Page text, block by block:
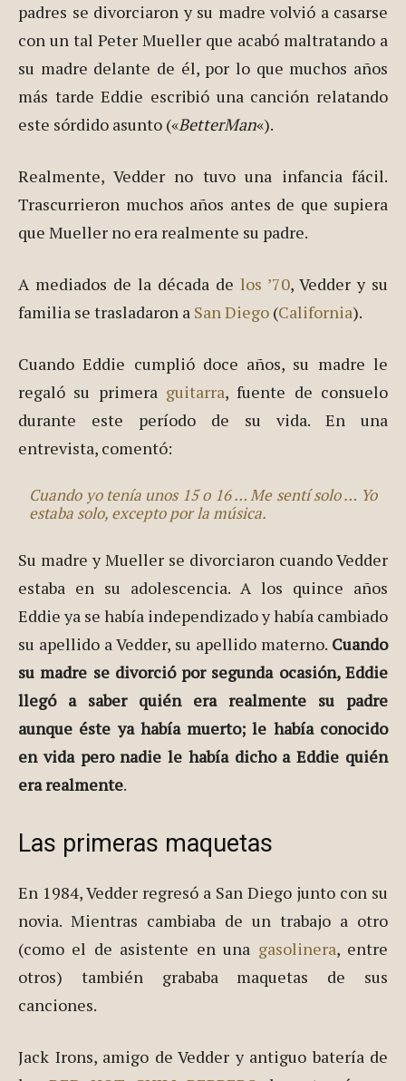
padres se divorciaron y su madre volvió a casarse
con un tal Peter Mueller que acabó maltratando a
su madre delante de él, por lo que muchos años
más tarde Eddie escribió una canción relatando
este sórdido asunto («BetterMan«).
Realmente, Vedder no tuvo una infancia fácil.
Trascurrieron muchos años antes de que supiera
que Mueller no era realmente su padre.
A mediados de la década de los ’70, Vedder y su
familia se trasladaron a San Diego (California).
Cuando Eddie cumplió doce años, su madre le
regaló su primera guitarra, fuente de consuelo
durante este período de su vida. En una
entrevista, comentó:
Cuando yo tenía unos 15 o 16 … Me sentí solo … Yo
estaba solo, excepto por la música.
Su madre y Mueller se divorciaron cuando Vedder
estaba en su adolescencia. A los quince años
Eddie ya se había independizado y había cambiado
su apellido a Vedder, su apellido materno. Cuando
su madre se divorció por segunda ocasión, Eddie
llegó a saber quién era realmente su padre
aunque éste ya había muerto; le había conocido
en vida pero nadie le había dicho a Eddie quién
era realmente.
Las primeras maquetas
En 1984, Vedder regresó a San Diego junto con su
novia. Mientras cambiaba de un trabajo a otro
(como el de asistente en una gasolinera, entre
otros) también grababa maquetas de sus
canciones.
Jack Irons, amigo de Vedder y antiguo batería de